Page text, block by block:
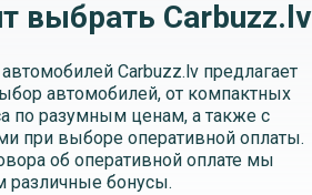
выбрать Carbuzz.lv
Carbuzz.lv предлагает
автомобилей, от компактных
по разумным ценам, а также с
при выборе оперативной оплаты.
об оперативной оплате мы
различные бонусы.